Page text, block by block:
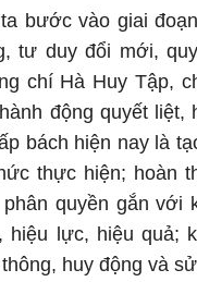
bước vào giai
tư duy đổi mới,
chí Hà Huy Tập,
động quyết
bách hiện nay là
thực hiện; hoàn
phân quyền gắn với
hiệu lực, hiệu quả;
huy động và